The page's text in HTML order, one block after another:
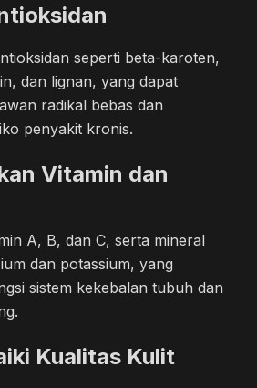
seperti beta-karoten,
dan lignan, yang dapat
radikal bebas dan
penyakit kronis.
Vitamin dan
A, B, dan C, serta mineral
dan potassium, yang
sistem kekebalan tubuh dan
Kualitas Kulit